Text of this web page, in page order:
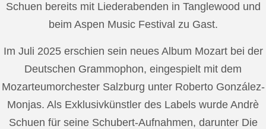
Schuen bereits mit Liederabenden in Tanglewood und
beim Aspen Music Festival zu Gast.
Im Juli 2025 erschien sein neues Album Mozart bei der
Deutschen Grammophon, eingespielt mit dem
Mozarteumorchester Salzburg unter Roberto González-
Monjas. Als Exklusivkünstler des Labels wurde Andrè
Schuen für seine Schubert-Aufnahmen, darunter Die